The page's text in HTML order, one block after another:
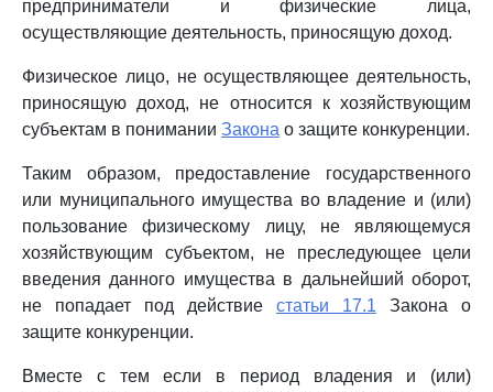
предприниматели и физические лица,
осуществляющие деятельность, приносящую доход.
Физическое лицо, не осуществляющее деятельность,
приносящую доход, не относится к хозяйствующим
субъектам в понимании Закона о защите конкуренции.
Таким образом, предоставление государственного
или муниципального имущества во владение и (или)
пользование физическому лицу, не являющемуся
хозяйствующим субъектом, не преследующее цели
введения данного имущества в дальнейший оборот,
не попадает под действие статьи 17.1 Закона о
защите конкуренции.
Вместе с тем если в период владения и (или)